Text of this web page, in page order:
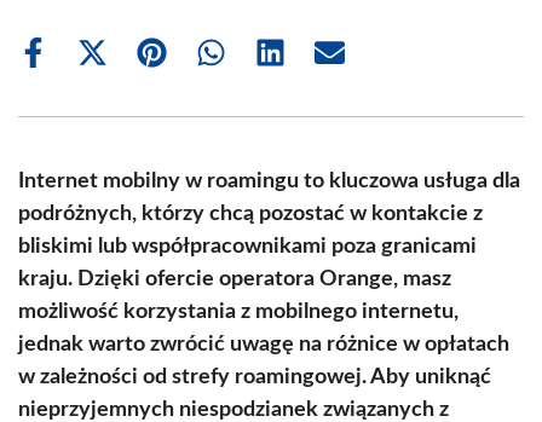
Share
Share
(Twitter)
Share Share Share Share
Internet mobilny w roamingu to kluczowa usługa dla
podróżnych, którzy chcą pozostać w kontakcie z
bliskimi lub współpracownikami poza granicami
kraju. Dzięki ofercie operatora Orange, masz
możliwość korzystania z mobilnego internetu,
jednak warto zwrócić uwagę na różnice w opłatach
w zależności od strefy roamingowej. Aby uniknąć
nieprzyjemnych niespodzianek związanych z